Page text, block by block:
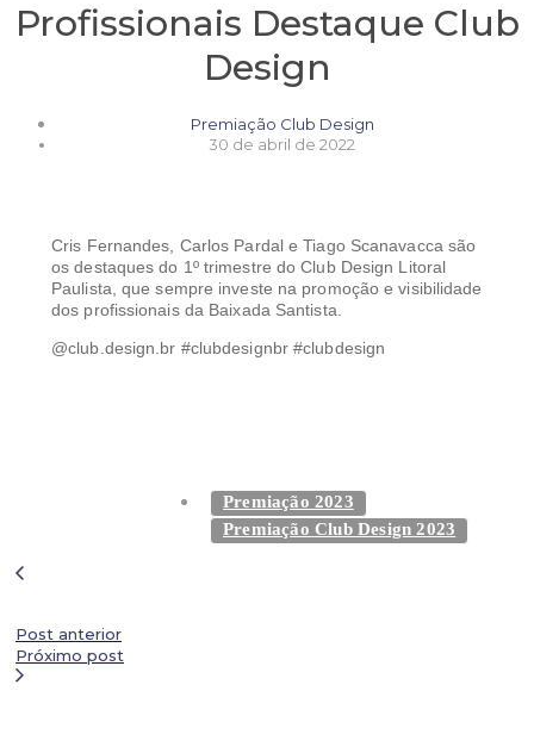
Profissionais Destaque Club
Design
Premiação Club Design
30 de abril de 2022
Cris Fernandes, Carlos Pardal e Tiago Scanavacca são
os destaques do 1º trimestre do Club Design Litoral
Paulista, que sempre investe na promoção e visibilidade
dos profissionais da Baixada Santista.
@club.design.br #clubdesignbr #clubdesign
Premiação 2023
Premiação Club Design 2023
Post anterior
Próximo post